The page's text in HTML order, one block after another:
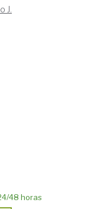
J.
48 horas